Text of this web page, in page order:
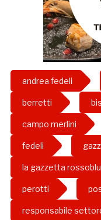
andrea fedeli
berretti
campo merlini
fedeli
la gazzetta rossoblu
perotti
responsabile